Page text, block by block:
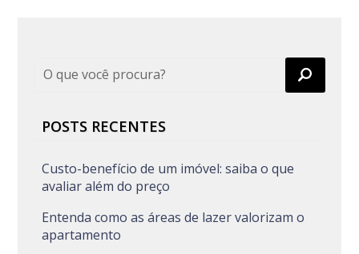
POSTS RECENTES
Custo-benefício de um imóvel: saiba o que
avaliar além do preço
Entenda como as áreas de lazer valorizam o
apartamento